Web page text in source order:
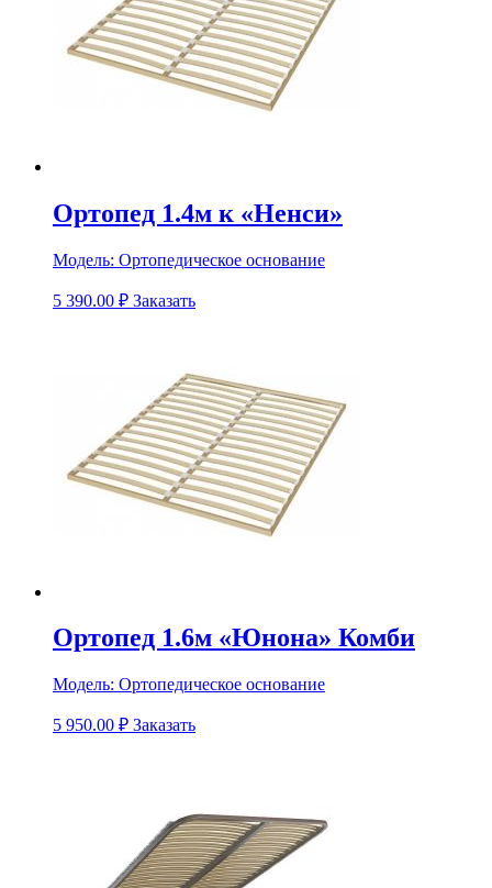
Ортопед 1.4м к «Ненси»
Модель: Ортопедическое основание
5 390.00 ₽ Заказать
Ортопед 1.6м «Юнона» Комби
Модель: Ортопедическое основание
5 950.00 ₽ Заказать